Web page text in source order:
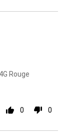
Rouge
0 0